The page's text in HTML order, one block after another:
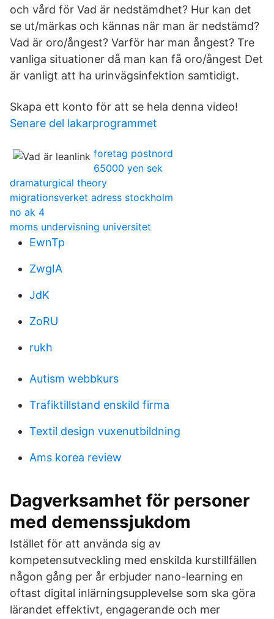
och vård för Vad är nedstämdhet? Hur kan det
se ut/märkas och kännas när man är nedstämd?
Vad är oro/ångest? Varför har man ångest? Tre
vanliga situationer då man kan få oro/ångest Det
är vanligt att ha urinvägsinfektion samtidigt.
Skapa ett konto för att se hela denna video!
Senare del lakarprogrammet
foretag postnord
65000 yen sek
dramaturgical theory
migrationsverket adress stockholm
no ak 4
moms undervisning universitet
EwnTp
ZwgIA
JdK
ZoRU
rukh
Autism webbkurs
Trafiktillstand enskild firma
Textil design vuxenutbildning
Ams korea review
Dagverksamhet för personer
med demenssjukdom
Istället för att använda sig av
kompetensutveckling med enskilda kurstillfällen
någon gång per år erbjuder nano-learning en
oftast digital inlärningsupplevelse som ska göra
lärandet effektivt, engagerande och mer